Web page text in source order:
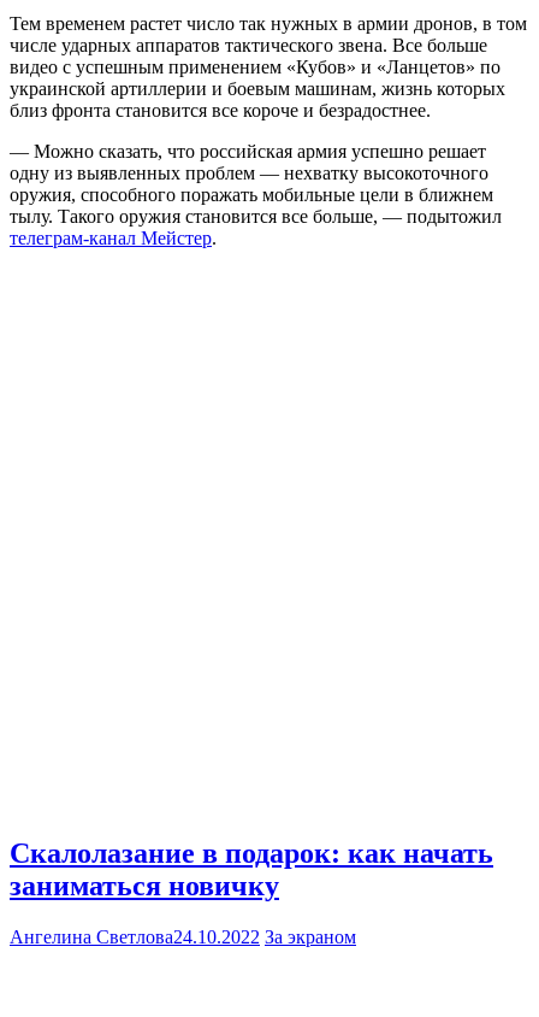
Тем временем растет число так нужных в армии дронов, в том
числе ударных аппаратов тактического звена. Все больше
видео с успешным применением «Кубов» и «Ланцетов» по
украинской артиллерии и боевым машинам, жизнь которых
близ фронта становится все короче и безрадостнее.
— Можно сказать, что российская армия успешно решает
одну из выявленных проблем — нехватку высокоточного
оружия, способного поражать мобильные цели в ближнем
тылу. Такого оружия становится все больше, — подытожил
телеграм-канал Мейстер.
Скалолазание в подарок: как начать
заниматься новичку
Ангелина Светлова24.10.2022 За экраном